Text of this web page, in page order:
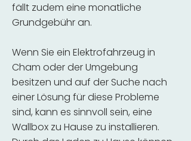
fällt zudem eine monatliche
Grundgebühr an.
Wenn Sie ein Elektrofahrzeug in
Cham oder der Umgebung
besitzen und auf der Suche nach
einer Lösung für diese Probleme
sind, kann es sinnvoll sein, eine
Wallbox zu Hause zu installieren.